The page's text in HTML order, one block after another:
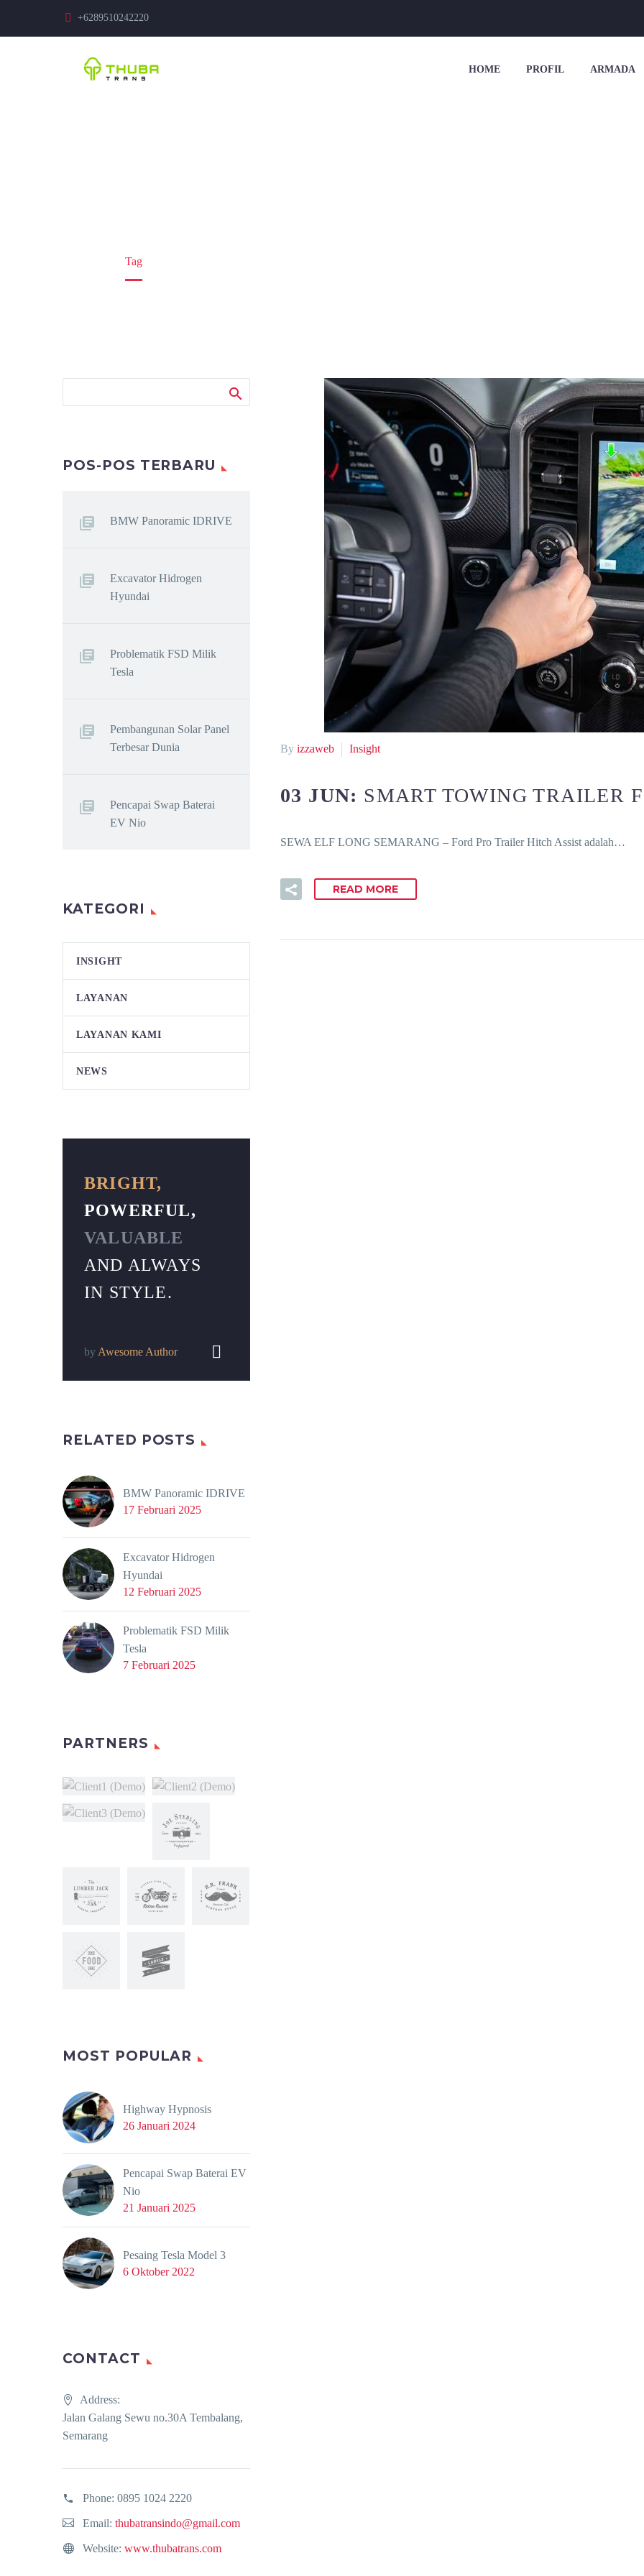
+6289510242220
HOME PROFIL ARMADA
Tag
By izzaweb Insight
03 JUN: SMART TOWING TRAILER
SEWA ELF LONG SEMARANG – Ford Pro Trailer Hitch Assist adalah…
READ MORE
POS-POS TERBARU
BMW Panoramic IDRIVE
Excavator Hidrogen
Hyundai
Problematik FSD Milik
Tesla
Pembangunan Solar Panel
Terbesar Dunia
Pencapai Swap Baterai
EV Nio
KATEGORI
INSIGHT
LAYANAN
LAYANAN KAMI
NEWS
BRIGHT,
POWERFUL,
VALUABLE
AND ALWAYS
IN STYLE.
by Awesome Author 

RELATED POSTS
BMW Panoramic IDRIVE
17 Februari 2025
Excavator Hidrogen
Hyundai
12 Februari 2025
Problematik FSD Milik
Tesla
7 Februari 2025
PARTNERS
MOST POPULAR
Highway Hypnosis
26 Januari 2024
Pencapai Swap Baterai EV
Nio
21 Januari 2025
Pesaing Tesla Model 3
6 Oktober 2022
CONTACT
Address:
Jalan Galang Sewu no.30A Tembalang,
Semarang
Phone: 0895 1024 2220
Email: thubatransindo@gmail.com
Website: www.thubatrans.com